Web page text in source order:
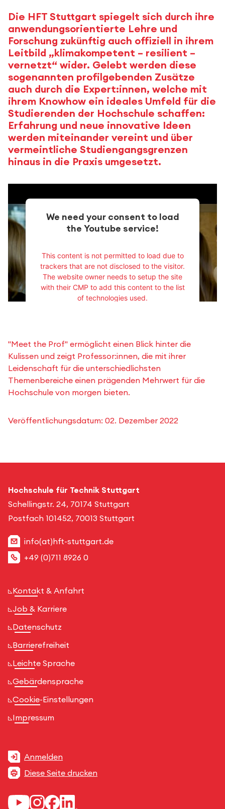
Die HFT Stuttgart spiegelt sich durch ihre
anwendungsorientierte Lehre und
Forschung zukünftig auch offiziell in ihrem
Leitbild „klimakompetent – resilient –
vernetzt“ wider. Gelebt werden diese
sogenannten profilgebenden Zusätze
auch durch die Expert:innen, welche mit
ihrem Knowhow ein ideales Umfeld für die
Studierenden der Hochschule schaffen:
Erfahrung und neue innovative Ideen
werden miteinander vereint und über
vermeintliche Studiengangsgrenzen
hinaus in die Praxis umgesetzt.
We need your consent to load
the Youtube service!
This content is not permitted to load due to
trackers that are not disclosed to the visitor.
The website owner needs to setup the site
with their CMP to add this content to the list
of technologies used.
"Meet the Prof" ermöglicht einen Blick hinter die
Kulissen und zeigt Professor:innen, die mit ihrer
Leidenschaft für die unterschiedlichsten
Themenbereiche einen prägenden Mehrwert für die
Hochschule von morgen bieten.
Veröffentlichungsdatum: 02. Dezember 2022
Hochschule für Technik Stuttgart
Schellingstr. 24, 70174 Stuttgart
Postfach 101452, 70013 Stuttgart
info(at)hft-stuttgart.de
+49 (0)711 8926 0
Kontakt & Anfahrt
Job & Karriere
Datenschutz
Barrierefreiheit
Leichte Sprache
Gebärdensprache
Cookie-Einstellungen
Impressum
Anmelden
Diese Seite drucken